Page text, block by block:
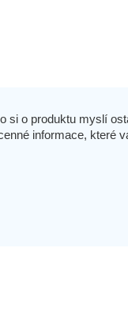
si o produktu myslí
informace, které